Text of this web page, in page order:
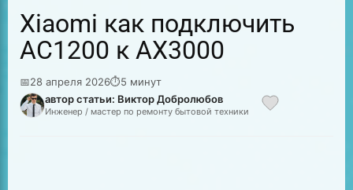
Xiaomi как подключить
AC1200 к AX3000
📅28 апреля 2026⏱5 минут
автор статьи: Виктор Добролюбов
Инженер / мастер по ремонту бытовой техники